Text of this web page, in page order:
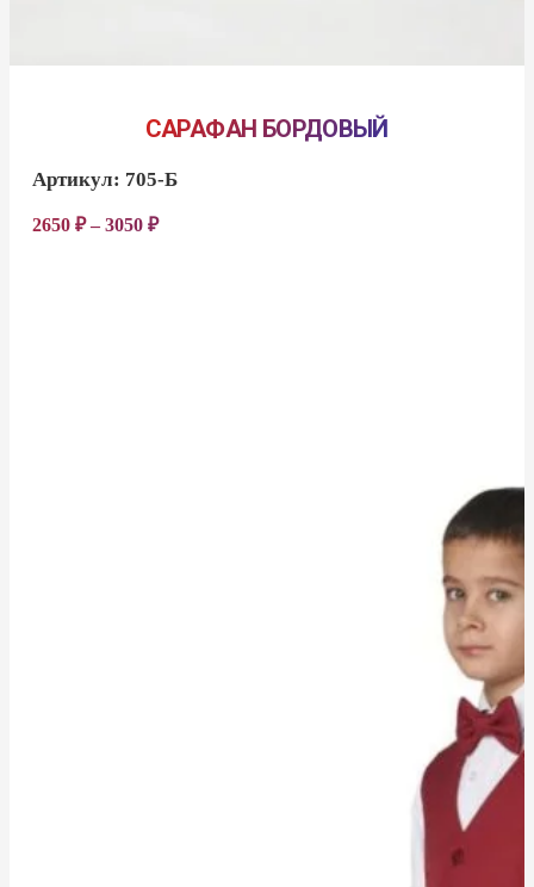
САРАФАН БОРДОВЫЙ
Артикул: 705-Б
2650₽–3050₽